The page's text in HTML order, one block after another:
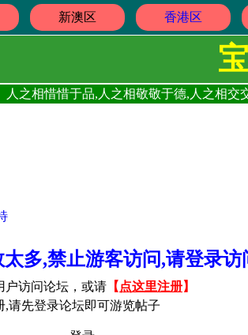
新澳区 香港区
人之相惜惜于品,人之相敬敬于德,人之相
太多,禁止游客访问,请登录
户访问论坛，或请 【 点这里注册】
,请先登录论坛即可游览帖子